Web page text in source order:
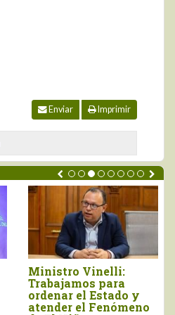
Enviar Imprimir
Gobierno simplificará
procesos para acceso
a créditos del Banco
Agropecuario